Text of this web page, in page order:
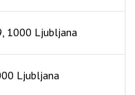
1000 Ljubljana
Ljubljana